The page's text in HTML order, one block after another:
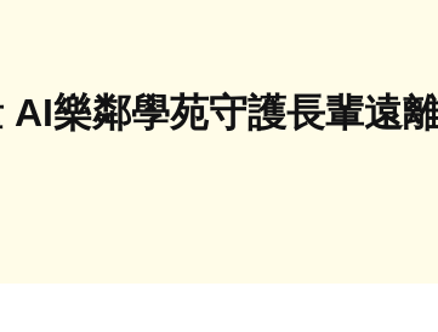
樂鄰學苑守護長輩遠